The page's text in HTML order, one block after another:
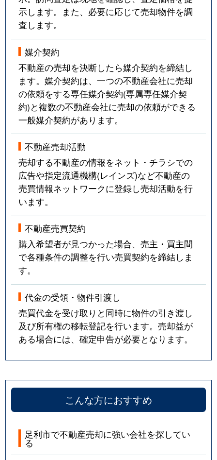
示します。また、必要に応じて売却物件を調
査します。
媒介契約
不動産の売却を決断したら媒介契約を締結し
ます。媒介契約は、一つの不動産会社に売却
の依頼をする専任媒介契約(専属専任媒介契
約)と複数の不動産会社に売却の依頼ができる
一般媒介契約があります。
不動産売却活動
売却する不動産の情報をネット・チラシでの
広告や指定流通機構(レインズ)など不動産の
売買情報ネットワークに登録し売却活動を行
います。
不動産売買契約
購入希望者が見つかった場合、売主・買主間
で各種条件の調整を行い売買契約を締結しま
す。
代金の受領・物件引渡し
売買代金を受け取りと同時に物件の引き渡し
及び所有権の移転登記を行います。売却益が
ある場合には、確定申告が必要となります。
こんな方におすすめ
足利市で不動産売却に強い会社を探してい
る